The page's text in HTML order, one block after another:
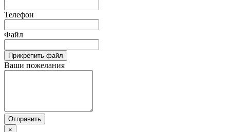
Телефон
Файл
Прикрепить файл
Ваши пожелания
Отправить
×